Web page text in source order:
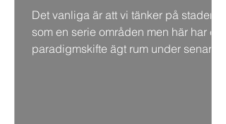
Det vanliga är att vi tänker på staden
som en serie områden men här har ett
paradigmskifte ägt rum under senare